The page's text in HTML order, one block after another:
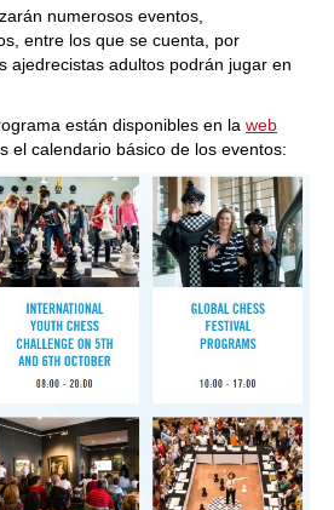
numerosos eventos,
entre los que se cuenta, por
ajedrecistas adultos podrán jugar en
están disponibles en la web
el calendario básico de los eventos: